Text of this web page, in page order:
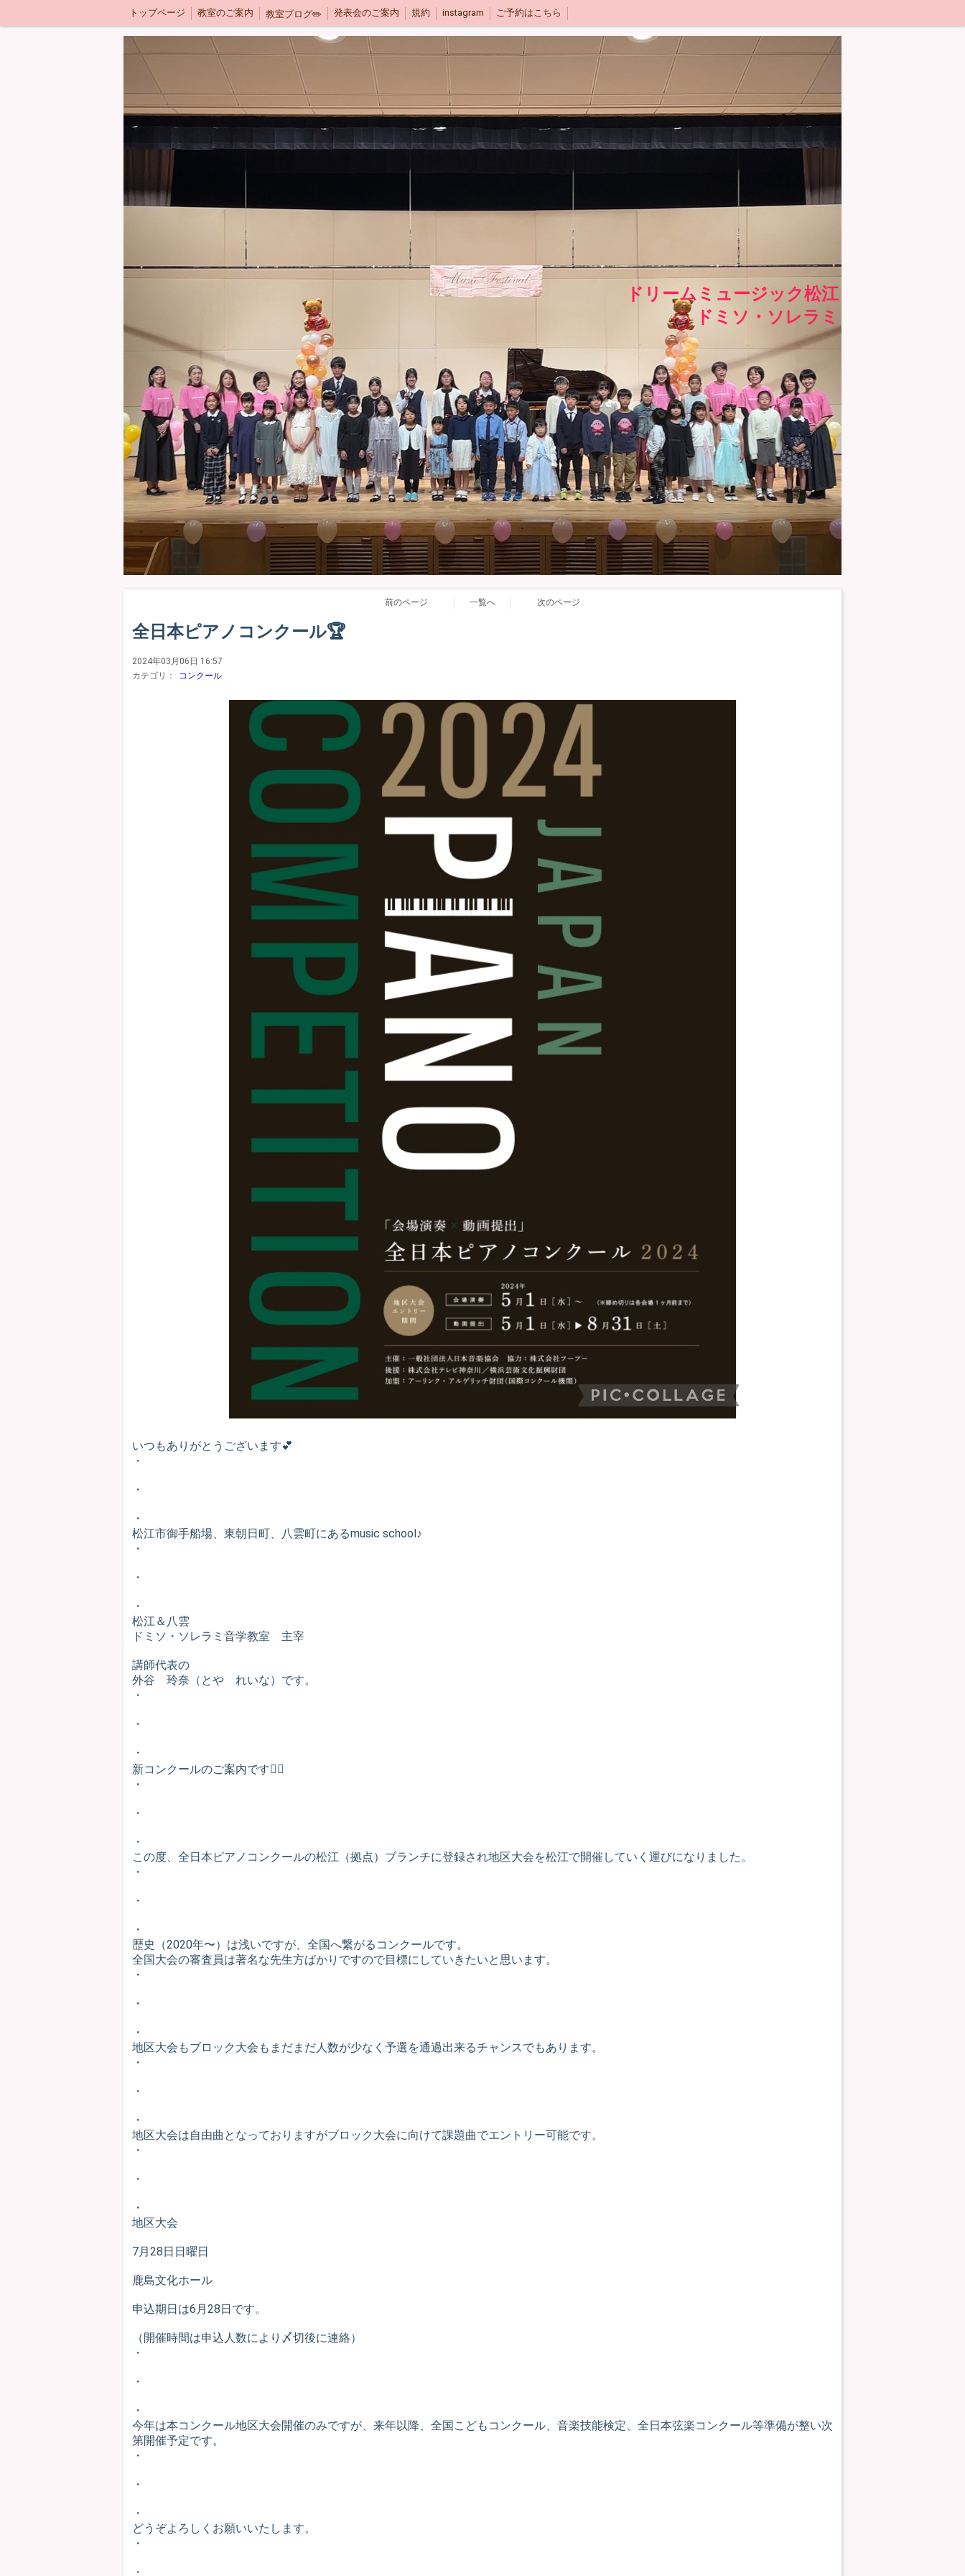
トップページ 教室のご案内 教室ブログ✏️ 発表会のご案内 規約 instagram ご予約はこちら
ドリームミュージック松江
ドミソ・ソレラミ
前のページ 一覧へ 次のページ
全日本ピアノコンクール🏆
2024年03月06日 16:57
カテゴリ：
コンクール
いつもありがとうございます💕
・
・
・
松江市御手船場、東朝日町、八雲町にあるmusic school♪
・
・
・
松江＆八雲
ドミソ・ソレラミ音学教室 主宰
講師代表の
外谷 玲奈（とや れいな）です。
・
・
・
新コンクールのご案内です🙇‍♀
・
・
・
この度、全日本ピアノコンクールの松江（拠点）ブランチに登録され地区大会を松江で開催していく運びになりました。
・
・
・
歴史（2020年〜）は浅いですが、全国へ繋がるコンクールです。
全国大会の審査員は著名な先生方ばかりですので目標にしていきたいと思います。
・
・
・
地区大会もブロック大会もまだまだ人数が少なく予選を通過出来るチャンスでもあります。
・
・
・
地区大会は自由曲となっておりますがブロック大会に向けて課題曲でエントリー可能です。
・
・
・
地区大会
7月28日日曜日
鹿島文化ホール
申込期日は6月28日です。
（開催時間は申込人数により〆切後に連絡）
・
・
・
今年は本コンクール地区大会開催のみですが、来年以降、全国こどもコンクール、音楽技能検定、全日本弦楽コンクール等準備が整い次
第開催予定です。
・
・
・
どうぞよろしくお願いいたします。
・
・